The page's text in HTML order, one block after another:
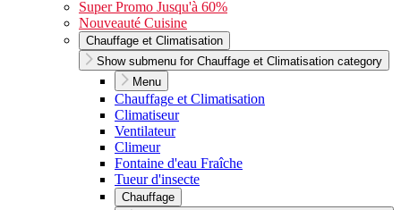
Super Promo Jusqu'à 60%
Nouveauté Cuisine
Chauffage et Climatisation
Show submenu for Chauffage et Climatisation category
Menu
Chauffage et Climatisation
Climatiseur
Ventilateur
Climeur
Fontaine d'eau Fraîche
Tueur d'insecte
Chauffage